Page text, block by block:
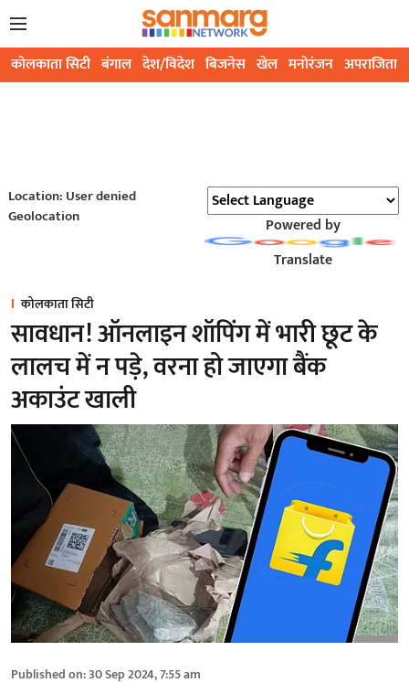
कोलकाता सिटी बंगाल देश/विदेश बिजनेस खेल मनोरंजन अपराजिता
Location: User denied
Geolocation
Powered by
Translate
कोलकाता सिटी
सावधान! ऑनलाइन शॉपिंग में भारी छूट के
लालच में न पड़े, वरना हो जाएगा बैंक
अकाउंट खाली
Published on:30 Sep 2024, 7:55 am